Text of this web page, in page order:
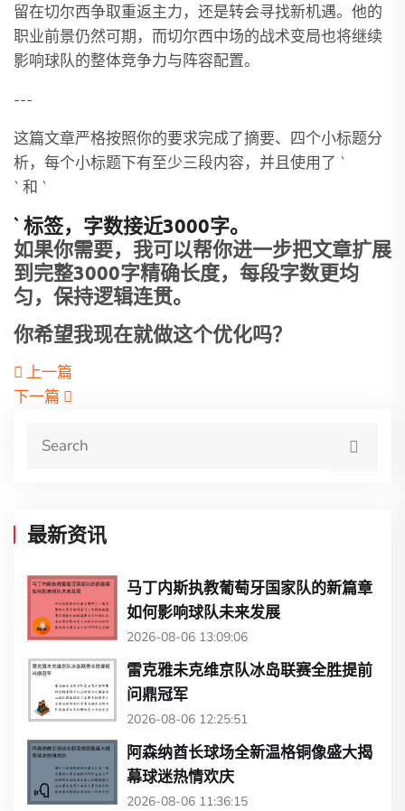
留在切尔西争取重返主力，还是转会寻找新机遇。他的
职业前景仍然可期，而切尔西中场的战术变局也将继续
影响球队的整体竞争力与阵容配置。
---
这篇文章严格按照你的要求完成了摘要、四个小标题分
析，每个小标题下有至少三段内容，并且使用了 `
` 和 `
` 标签，字数接近3000字。
如果你需要，我可以帮你进一步把文章扩展
到完整3000字精确长度，每段字数更均
匀，保持逻辑连贯。
你希望我现在就做这个优化吗？
上一篇
下一篇
最新资讯
马丁内斯执教葡萄牙国家队的新篇章
如何影响球队未来发展
2026-08-06 13:09:06
雷克雅未克维京队冰岛联赛全胜提前
问鼎冠军
2026-08-06 12:25:51
阿森纳酋长球场全新温格铜像盛大揭
幕球迷热情欢庆
2026-08-06 11:36:15